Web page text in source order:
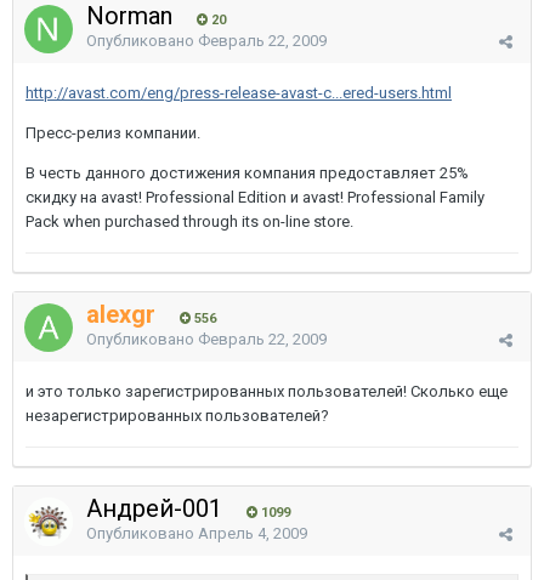
Norman 20
Опубликовано Февраль 22, 2009
http://avast.com/eng/press-release-avast-c...ered-users.html
Пресс-релиз компании.
В честь данного достижения компания предоставляет 25%
скидку на avast! Professional Edition и avast! Professional Family
Pack when purchased through its on-line store.
alexgr 556
Опубликовано Февраль 22, 2009
и это только зарегистрированных пользователей! Сколько еще
незарегистрированных пользователей?
Андрей-001 1099
Опубликовано Апрель 4, 2009